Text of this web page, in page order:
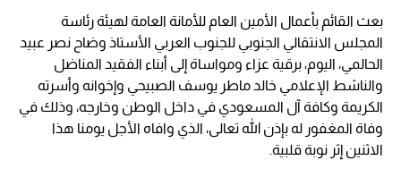
بعث القائم بأعمال الأمين العام للأمانة العامة لهيئة رئاسة
المجلس الانتقالي الجنوبي للجنوب العربي الأستاذ وضاح نصر عبيد
الحالمي، اليوم، برقية عزاء ومواساة إلى أبناء الفقيد المناضل
والناشط الإعلامي خالد ماطر يوسف الصبيحي وإخوانه وأسرته
الكريمة وكافة آل المسعودي في داخل الوطن وخارجه، وذلك في
وفاة المغفور له بإذن الله تعالى، الذي وافاه الأجل يومنا هذا
الاثنين إثر نوبة قلبية.